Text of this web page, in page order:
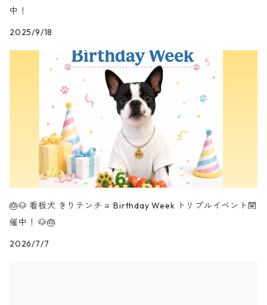
中！
2025/9/18
🎂🐶 看板犬 きりテンチョ Birthday Week トリプルイベント開
催中！ 🐶🎂
2026/7/7